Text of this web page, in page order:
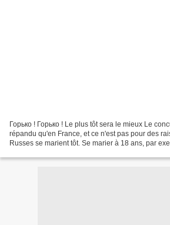
Горько ! Горько ! Le plus tôt sera le mieux Le
répandu qu'en France, et ce n'est pas pour des
Russes se marient tôt. Se marier à 18 ans, par